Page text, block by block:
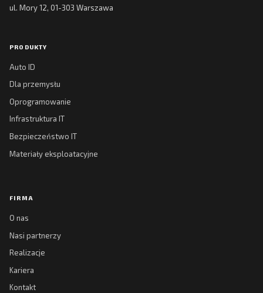
ul. Mory 12, 01-303 Warszawa
PRODUKTY
Auto ID
Dla przemysłu
Oprogramowanie
Infrastruktura IT
Bezpieczeństwo IT
Materiały eksploatacyjne
FIRMA
O nas
Nasi partnerzy
Realizacje
Kariera
Kontakt